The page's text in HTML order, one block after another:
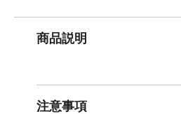
商品説明
注意事項